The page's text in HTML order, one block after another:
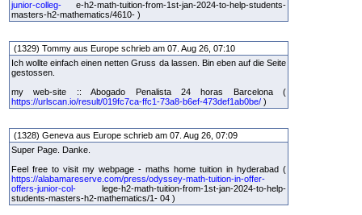
junior-colleg- e-h2-math-tuition-from-1st-jan-2024-to-help-students-
masters-h2-mathematics/4610- )
(1329) Tommy aus Europe schrieb am 07. Aug 26, 07:10
Ich wollte einfach einen netten Gruss da lassen. Bin eben auf die Seite
gestossen.
my web-site :: Abogado Penalista 24 horas Barcelona (
https://urlscan.io/result/019fc7ca-ffc1-73a8-b6ef-473def1ab0be/ )
(1328) Geneva aus Europe schrieb am 07. Aug 26, 07:09
Super Page. Danke.
Feel free to visit my webpage - maths home tuition in hyderabad (
https://alabamareserve.com/press/odyssey-math-tuition-in-offer-
offers-junior-col- lege-h2-math-tuition-from-1st-jan-2024-to-help-
students-masters-h2-mathematics/1- 04 )